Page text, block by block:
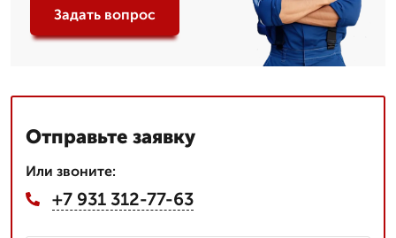
Задать вопрос
Отправьте заявку
Или звоните:
+7 931 312-77-63